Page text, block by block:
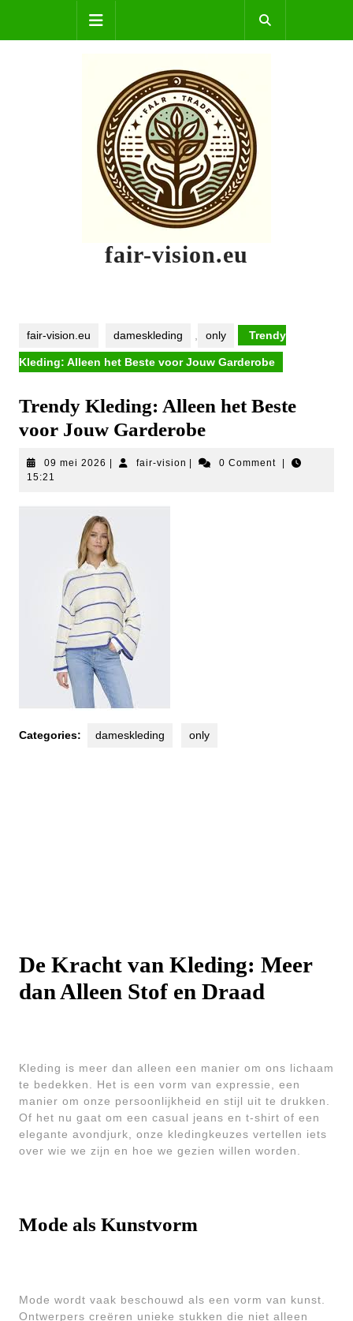
content
fair-vision.eu
fair-vision.eu dameskleding only Trendy
Kleding: Alleen het Beste voor Jouw Garderobe
Trendy Kleding: Alleen het Beste
voor Jouw Garderobe
09 mei 2026 09
fair-vision fair-
0 Comment
15:21
Categories: dameskleding only
De Kracht van Kleding: Meer
dan Alleen Stof en Draad
Kleding is meer dan alleen een manier om ons lichaam
te bedekken. Het is een vorm van expressie, een
manier om onze persoonlijkheid en stijl uit te drukken.
Of het nu gaat om een casual jeans en t-shirt of een
elegante avondjurk, onze kledingkeuzes vertellen iets
over wie we zijn en hoe we gezien willen worden.
Mode als Kunstvorm
Mode wordt vaak beschouwd als een vorm van kunst.
Ontwerpers creëren unieke stukken die niet alleen